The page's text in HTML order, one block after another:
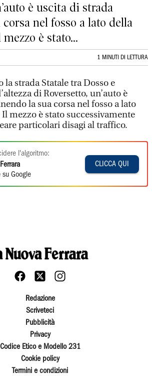
è uscita di strada
nel fosso a lato della
è stato...
1 MINUTI DI LETTURA
strada Statale tra Dosso e
di Roversetto, un’auto è
la sua corsa nel fosso a lato
mezzo è stato successivamente
particolari disagi al traffico.
l'algoritmo:
su Google
CLICCA QUI
Redazione
Scriveteci
Pubblicità
Privacy
Codice Etico e Modello 231
Cookie policy
Termini e condizioni